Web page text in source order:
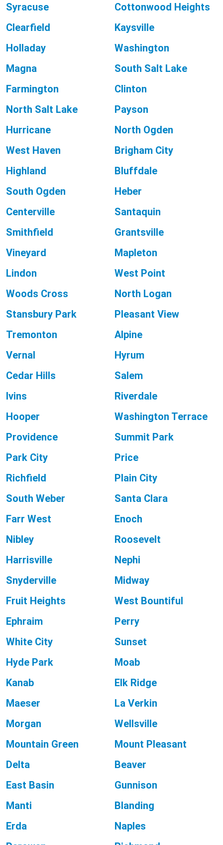
Syracuse
Cottonwood Heights
Clearfield
Kaysville
Holladay
Washington
Magna
South Salt Lake
Farmington
Clinton
North Salt Lake
Payson
Hurricane
North Ogden
West Haven
Brigham City
Highland
Bluffdale
South Ogden
Heber
Centerville
Santaquin
Smithfield
Grantsville
Vineyard
Mapleton
Lindon
West Point
Woods Cross
North Logan
Stansbury Park
Pleasant View
Tremonton
Alpine
Vernal
Hyrum
Cedar Hills
Salem
Ivins
Riverdale
Hooper
Washington Terrace
Providence
Summit Park
Park City
Price
Richfield
Plain City
South Weber
Santa Clara
Farr West
Enoch
Nibley
Roosevelt
Harrisville
Nephi
Snyderville
Midway
Fruit Heights
West Bountiful
Ephraim
Perry
White City
Sunset
Hyde Park
Moab
Kanab
Elk Ridge
Maeser
La Verkin
Morgan
Wellsville
Mountain Green
Mount Pleasant
Delta
Beaver
East Basin
Gunnison
Manti
Blanding
Erda
Naples